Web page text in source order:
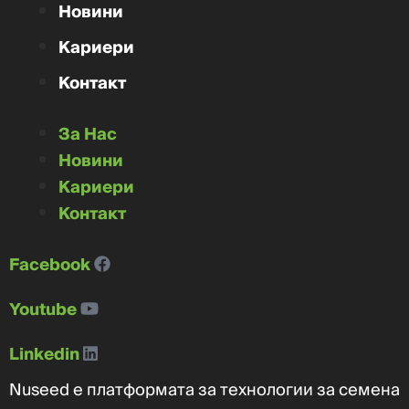
Новини
Кариери
Контакт
За Нас
Новини
Кариери
Контакт
Facebook
Youtube
Linkedin
Nuseed е платформата за технологии за семена